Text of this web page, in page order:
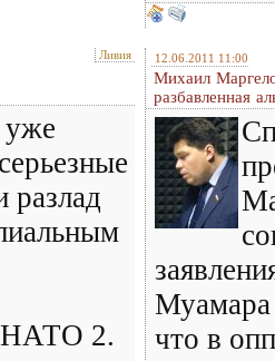
Ливия
разлад
НАТО 2.
12.06.2011 11:00
Михаил
разбавленная
что в